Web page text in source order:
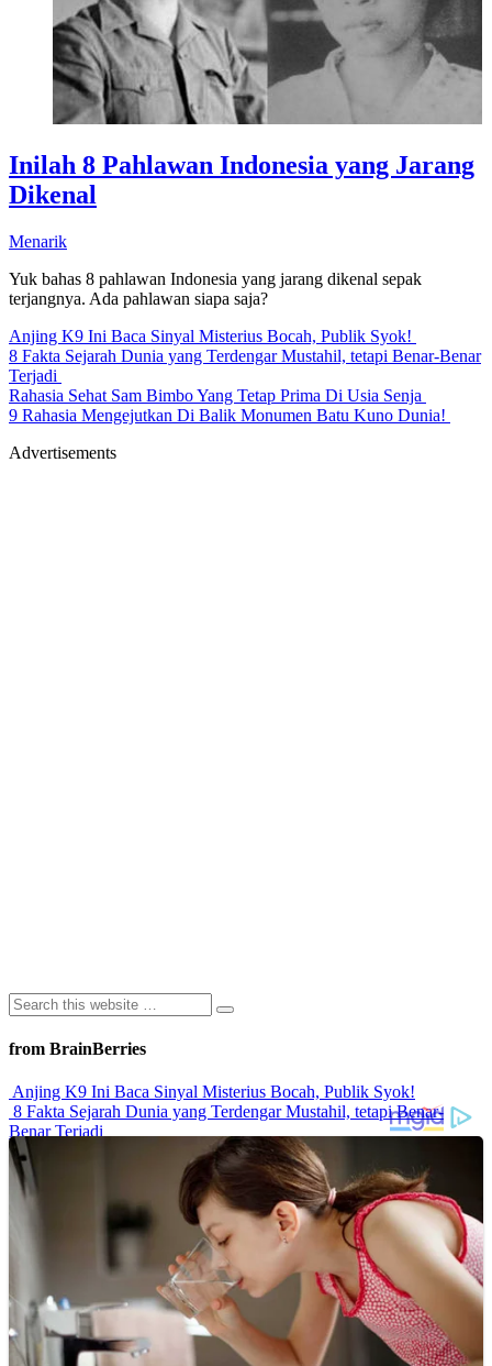
Inilah 8 Pahlawan Indonesia yang Jarang
Dikenal
Menarik
Yuk bahas 8 pahlawan Indonesia yang jarang dikenal sepak
terjangnya. Ada pahlawan siapa saja?
Anjing K9 Ini Baca Sinyal Misterius Bocah, Publik Syok!
8 Fakta Sejarah Dunia yang Terdengar Mustahil, tetapi Benar-Benar
Terjadi
Rahasia Sehat Sam Bimbo Yang Tetap Prima Di Usia Senja
9 Rahasia Mengejutkan Di Balik Monumen Batu Kuno Dunia!
Advertisements
from BrainBerries
Anjing K9 Ini Baca Sinyal Misterius Bocah, Publik Syok!
8 Fakta Sejarah Dunia yang Terdengar Mustahil, tetapi Benar-
Benar Terjadi
Rahasia Sehat Sam Bimbo Yang Tetap Prima Di Usia Senja
9 Rahasia Mengejutkan Di Balik Monumen Batu Kuno Dunia!
Inilah Cara Mendeteksi Kebohongan Lewat Gerakan Bibir!